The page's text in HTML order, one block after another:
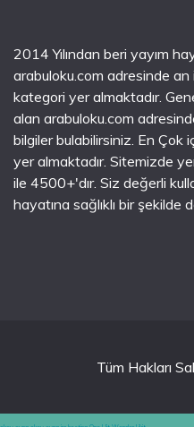
2014 Yılından beri yayım
arabuloku.com adresinde
kategori yer almaktadır.
alan arabuloku.com
bilgiler bulabilirsiniz. En Çok
yer almaktadır. Sitemizde
ile 4500+'dır. Siz değerli
hayatına sağlıklı bir şekilde
Tüm Hakları